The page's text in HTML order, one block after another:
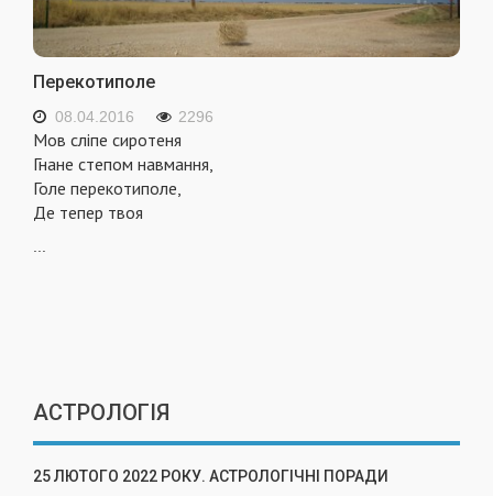
Перекотиполе
08.04.2016 2296
Мов сліпе сиротеня
Гнане степом навмання,
Голе перекотиполе,
Де тепер твоя
АСТРОЛОГІЯ
25 ЛЮТОГО 2022 РОКУ. АСТРОЛОГІЧНІ ПОРАДИ